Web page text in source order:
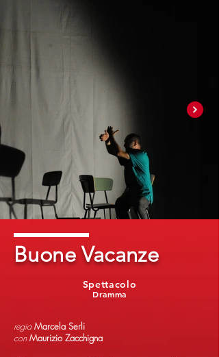
Buone Vacanze
Dramma
Spettacolo
regiaMarcela Serli
conMaurizio Zacchigna